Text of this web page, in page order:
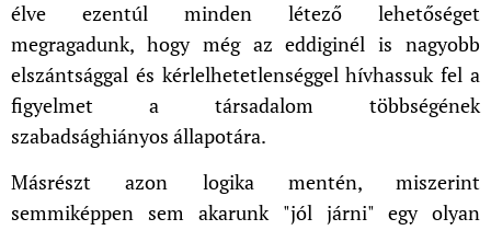
élve ezentúl minden létező lehetőséget
megragadunk, hogy még az eddiginél is nagyobb
elszántsággal és kérlelhetetlenséggel hívhassuk fel a
figyelmet a társadalom többségének
szabadsághiányos állapotára.
Másrészt azon logika mentén, miszerint
semmiképpen sem akarunk "jól járni" egy olyan